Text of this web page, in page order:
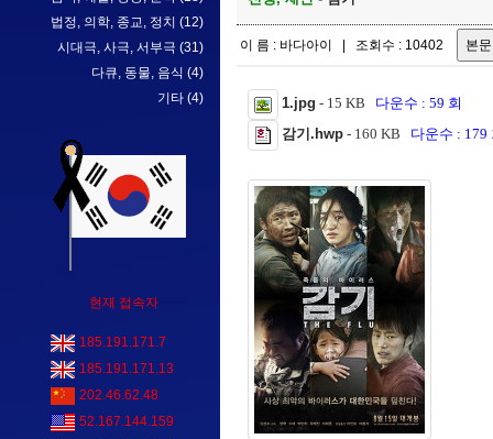
법정, 의학, 종교, 정치 (12)
시대극, 사극, 서부극 (31)
다큐, 동물, 음식 (4)
기타 (4)
현재 접속자
185.191.171.7
185.191.171.13
202.46.62.48
52.167.144.159
이 름 : 바다아이 | 조회수 : 10402
1.jpg - 15 KB 다운수 : 59 회
감기.hwp - 160 KB 다운수 : 179